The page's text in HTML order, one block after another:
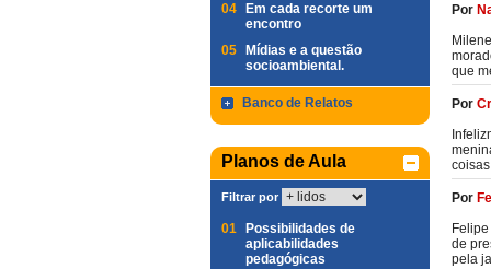
04
Em cada recorte um
encontro
05
Mídias e a questão
socioambiental.
Banco de Relatos
Planos de Aula
Filtrar por
01
Possibilidades de
aplicabilidades
pedagógicas
Por
que
Por
Por
de
pela